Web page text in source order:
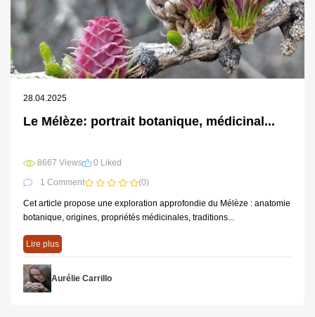
28.04.2025
Le Mélèze: portrait botanique, médicinal...
8667 Views
0 Liked
1 Comment
(0)
Cet article propose une exploration approfondie du Mélèze : anatomie
botanique, origines, propriétés médicinales, traditions...
Lire plus
Aurélie Carrillo